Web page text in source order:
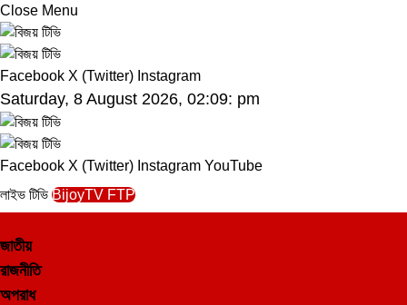
Close Menu
Facebook X (Twitter) Instagram
Saturday, 8 August 2026, 02:09: pm
Facebook X (Twitter) Instagram YouTube
লাইভ টিভি BijoyTV FTP
জাতীয়
রাজনীতি
অপরাধ